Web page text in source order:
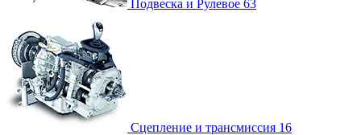
Подвеска и Рулевое 63
Сцепление и трансмиссия 16